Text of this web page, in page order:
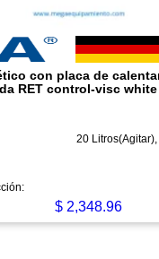
con placa de
RET control-visc white
20
$2,348.96